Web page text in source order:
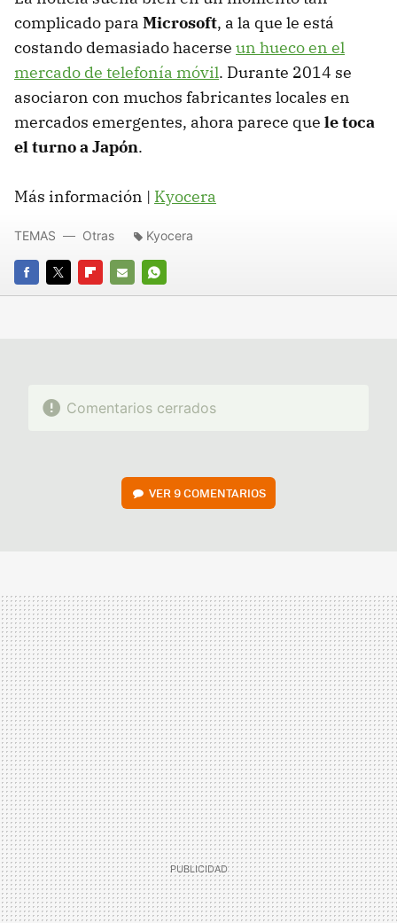
complicado para Microsoft, a la que le está
costando demasiado hacerse un hueco en el
mercado de telefonía móvil. Durante 2014 se
asociaron con muchos fabricantes locales en
mercados emergentes, ahora parece que le toca
el turno a Japón.
Más información | Kyocera
FACEBOOK
TWITTERFLIPBOARD
E-
WHATSAPP
TEMAS Otras Kyocera
Comentarios cerrados
VER9 COMENTARIOS